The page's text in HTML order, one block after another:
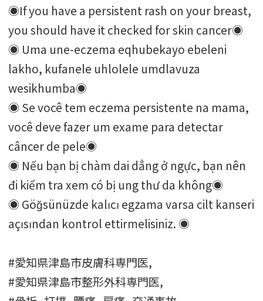
◉If you have a persistent rash on your breast,
you should have it checked for skin cancer◉
◉ Uma une-eczema eqhubekayo ebeleni
lakho, kufanele uhlolele umdlavuza
wesikhumba◉
◉ Se você tem eczema persistente na mama,
você deve fazer um exame para detectar
câncer de pele◉
◉ Nếu bạn bị chàm dai dẳng ở ngực, bạn nên
đi kiểm tra xem có bị ung thư da không◉
◉ Göğsünüzde kalıcı egzama varsa cilt kanseri
açısından kontrol ettirmelisiniz. ◉
#愛知県津島市皮膚科専門医,
#愛知県津島市整形外科専門医,